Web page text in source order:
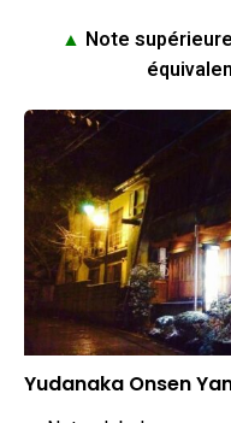
▲ Note supérieure
Yudanaka Onsen